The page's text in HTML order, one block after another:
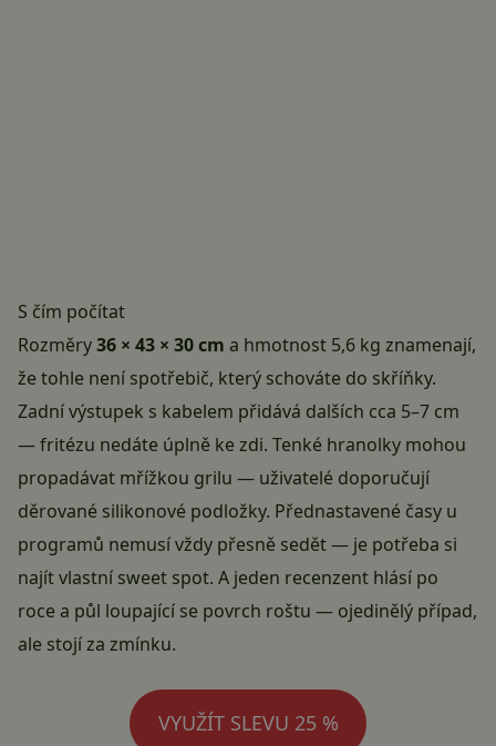
S čím počítat
Rozměry36 × 43 × 30 cm a hmotnost 5,6 kg znamenají,
že tohle není spotřebič, který schováte do skříňky.
Zadní výstupek s kabelem přidává dalších cca 5–7 cm
— fritézu nedáte úplně ke zdi. Tenké hranolky mohou
propadávat mřížkou grilu — uživatelé doporučují
děrované silikonové podložky. Přednastavené časy u
programů nemusí vždy přesně sedět — je potřeba si
najít vlastní sweet spot. A jeden recenzent hlásí po
roce a půl loupající se povrch roštu — ojedinělý případ,
ale stojí za zmínku.
VYUŽÍT SLEVU 25 %